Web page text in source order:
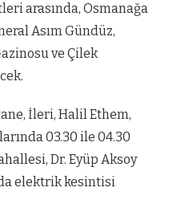
arasında, Osmanağa
Asım Gündüz,
ve Çilek
İleri, Halil Ethem,
03.30 ile 04.30
Dr. Eyüp Aksoy
elektrik kesintisi